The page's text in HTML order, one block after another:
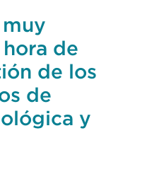
de
de los
de
y